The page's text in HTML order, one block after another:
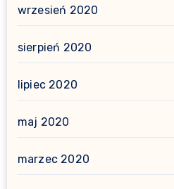
wrzesień 2020
sierpień 2020
lipiec 2020
maj 2020
marzec 2020